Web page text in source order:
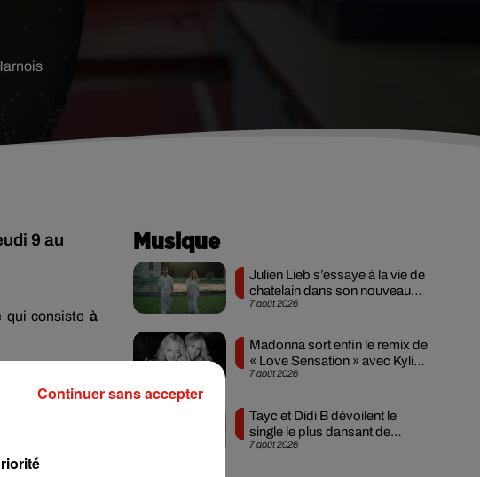
9 au
qui consiste à
:
la gymnastique
une section
pour se
Musique
7 août 2026
Julien Lieb s’essaye à la vie de
chatelain dans son nouveau
clip
7 août 2026
Madonna sort enfin le remix de
« Love Sensation » avec Kylie
Minogue
7 août 2026
Tayc et Didi B dévoilent le
single le plus dansant de
l’année
Continuer sans accepter